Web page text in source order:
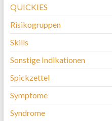
QUICKIES
Risikogruppen
Skills
Sonstige Indikationen
Spickzettel
Symptome
Syndrome